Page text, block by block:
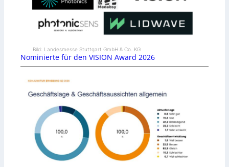
Bild: Landesmesse Stuttgart GmbH & Co. KG
Nominierte für den VISION Award 2026